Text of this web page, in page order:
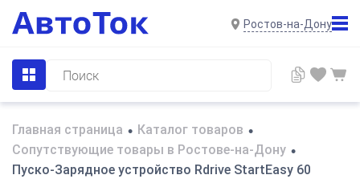
Ростов-на-Дону
Главная страница • Каталог товаров •
Сопутствующие товары в Ростове-на-Дону •
Пуско-Зарядное устройство Rdrive StartEasy 60